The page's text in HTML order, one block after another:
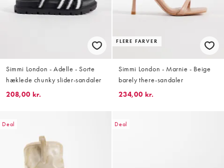
Simmi London - Adelle - Sorte
hæklede chunky slider-sandaler
208,00 kr.
FLERE FARVER
Simmi London - Marnie - Beige
barely there-sandaler
234,00 kr.
Deal Deal